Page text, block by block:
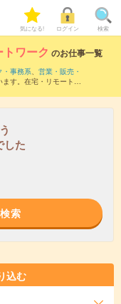
気になる! ログイン 検索
ワーク のお仕事一覧
・事務系、 営業・販売・
す。在宅・リモートワ
した
索
込む